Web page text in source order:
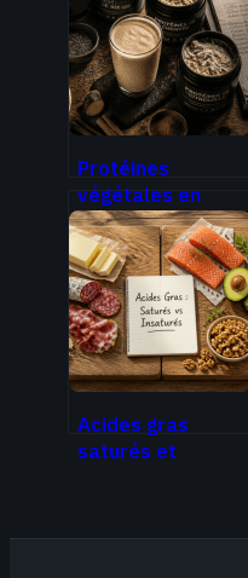
pour briser
l’emprise
Protéines
végétales en
poudre : 3 risques
réels et comment
les éviter
Acides gras
saturés et